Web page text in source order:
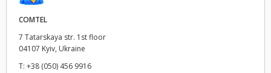
COMTEL
7 Tatarskaya str. 1st floor
04107 Kyiv, Ukraine
T: +38 (050) 456 9916